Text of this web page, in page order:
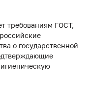
требованиям ГОСТ,
о государственной